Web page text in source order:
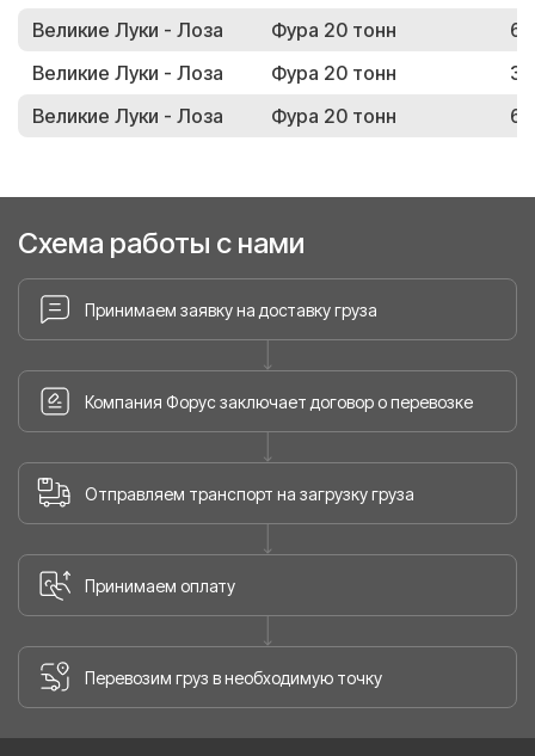
Великие Луки - Лоза
Фура 20 тонн
Великие Луки - Лоза
Фура 20 тонн
Великие Луки - Лоза
Фура 20 тонн
Схема работы с нами
Принимаем заявку на доставку груза
Компания Форус заключает договор о перевозке
Отправляем транспорт на загрузку груза
Принимаем оплату
Перевозим груз в необходимую точку